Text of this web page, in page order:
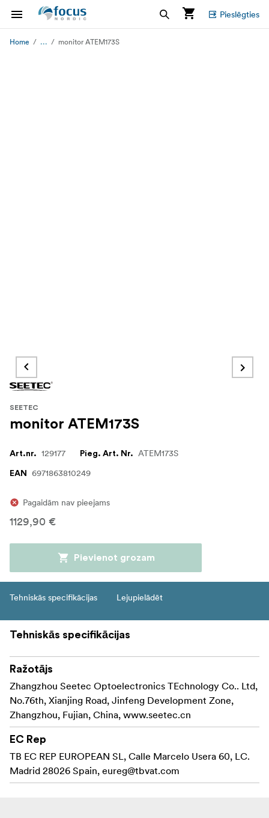
Pieslēgties
Home ... monitor ATEM173S
SEETEC
monitor ATEM173S
Art.nr. 129177 Pieg. Art. Nr. ATEM173S
EAN 6971863810249
Pagaidām nav pieejams
1129,90 €
Pievienot grozam
Tehniskās specifikācijas Lejupielādēt
Tehniskās specifikācijas
Ražotājs
Zhangzhou Seetec Optoelectronics TEchnology Co.. Ltd,
No.76th, Xianjing Road, Jinfeng Development Zone,
Zhangzhou, Fujian, China, www.seetec.cn
EC Rep
TB EC REP EUROPEAN SL, Calle Marcelo Usera 60, LC.
Madrid 28026 Spain, eureg@tbvat.com